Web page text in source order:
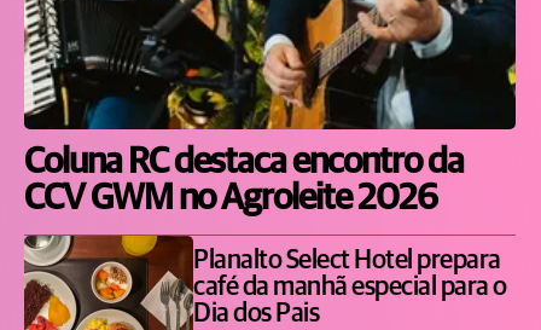
Coluna RC destaca encontro da
CCV GWM no Agroleite 2026
Planalto Select Hotel prepara
café da manhã especial para o
Dia dos Pais